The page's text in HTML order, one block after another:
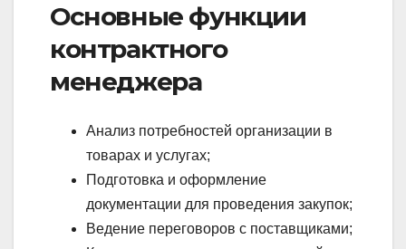
Основные функции
контрактного
менеджера
Анализ потребностей организации в
товарах и услугах;
Подготовка и оформление
документации для проведения закупок;
Ведение переговоров с поставщиками;